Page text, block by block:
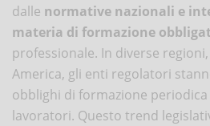
dalle normative nazionali e
materia di formazione
professionale. In diverse
America, gli enti regolatori
obblighi di formazione
lavoratori. Questo trend